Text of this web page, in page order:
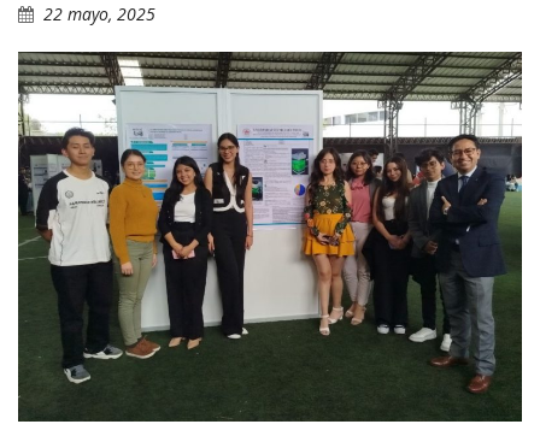
22 mayo, 2025